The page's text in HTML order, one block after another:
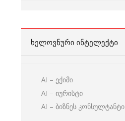
ᲮᲔᲚᲝᲕᲜᲣᲠᲘ ᲘᲜᲢᲔᲚᲔᲥᲢᲘ
AI – ექიმი
AI – იურისტი
AI – ბიზნეს კონსულტანტი